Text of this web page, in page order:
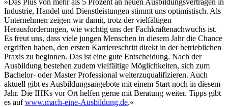
Industrie, Handel und Dienstleistungen stimmt uns optimistisch. Als
Unternehmen zeigen wir damit, trotz der vielfältigen
Herausforderungen, wie wichtig uns der Fachkräftenachwuchs ist.
Es freut uns, dass viele jungen Menschen in diesem Jahr die Chance
ergriffen haben, den ersten Karriereschritt direkt in der betrieblichen
Praxis zu beginnen. Das ist eine gute Entscheidung. Nach der
Ausbildung bestehen zudem vielfältige Möglichkeiten, sich zum
Bachelor- oder Master Professional weiterzuqualifizieren. Auch
aktuell gibt es Ausbildungsangebote mit einem Start noch in diesem
Jahr. Die IHKs vor Ort helfen gerne mit Beratung weiter. Tipps gibt
es aufwww.mach-eine-Ausbildung.de.«